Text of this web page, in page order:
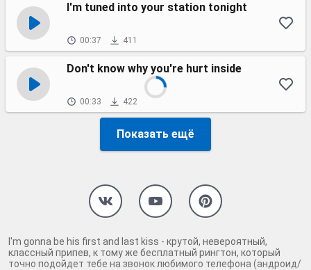
I'm tuned into your station tonight
00:37 411
Don't know why you're hurt inside
00:33 422
Показать ещё
I'm gonna be his first and last kiss - крутой, невероятный,
классный припев, к тому же бесплатный рингтон, который
точно подойдет тебе на звонок любимого телефона (андроид/